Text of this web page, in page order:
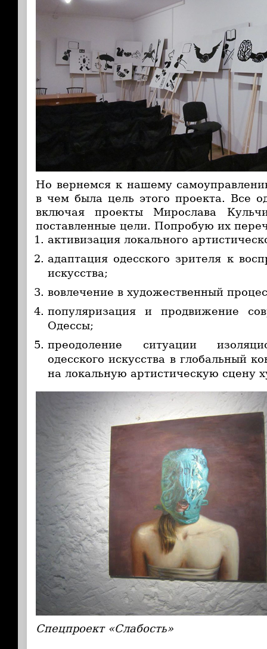
Но вернемся к нашему
в чем была цель этого проекта. Все
включая проекты Мирослава
поставленные цели. Попробую их
активизация локального
адаптация одесского зрителя к
искусства;
вовлечение в художественный
популяризация и продвижение
Одессы;
преодоление ситуации
одесского искусства в глобальный
на локальную артистическую сцену
Спецпроект «Слабость»